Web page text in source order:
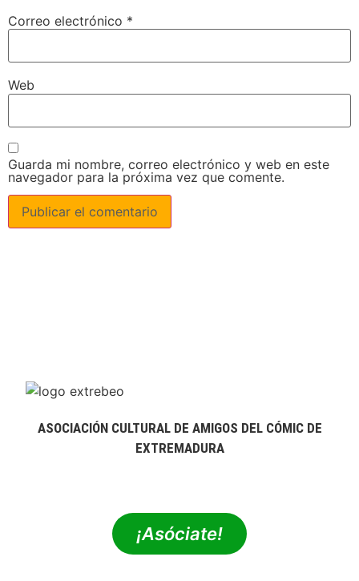
Correo electrónico *
Web
Guarda mi nombre, correo electrónico y web en este
navegador para la próxima vez que comente.
ASOCIACIÓN CULTURAL DE AMIGOS DEL CÓMIC DE
EXTREMADURA
¡Asóciate!